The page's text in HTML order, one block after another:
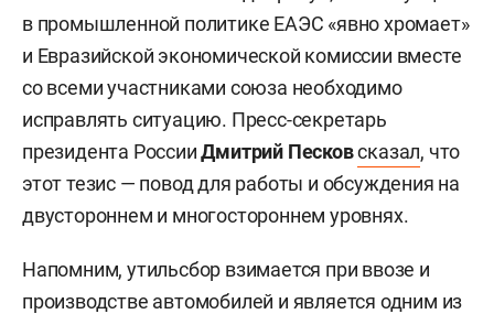
в промышленной политике ЕАЭС «явно хромает»
и Евразийской экономической комиссии вместе
со всеми участниками союза необходимо
исправлять ситуацию. Пресс-секретарь
президента РоссииДмитрий Песковсказал, что
этот тезис — повод для работы и обсуждения на
двустороннем и многостороннем уровнях.
Напомним, утильсбор взимается при ввозе и
производстве автомобилей и является одним из